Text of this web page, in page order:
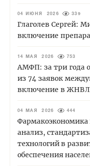
04 ИЮНЯ 2026 339
Глаголев Сергей:
включение
14 МАЯ 2026 753
АМФП: за три года
из 74 заявок
включение в
04 МАЯ 2026 444
анализ,
технологий в
обеспечения